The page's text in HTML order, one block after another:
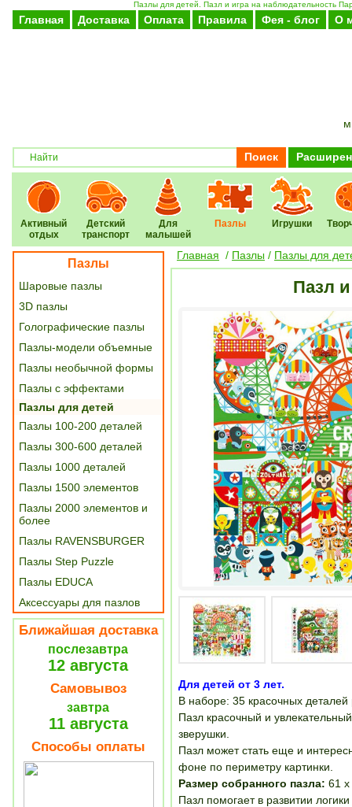
Пазлы для детей. Пазл и игра на наблюдательность
Главная Доставка Оплата Правила Фея - блог О
Поиск
Активный
отдых
Детский
транспорт
Для
малышей
Пазлы Игрушки
Пазлы
Шаровые пазлы
3D пазлы
Голографические пазлы
Пазлы-модели объемные
Пазлы необычной формы
Пазлы с эффектами
Пазлы для детей
Пазлы 100-200 деталей
Пазлы 300-600 деталей
Пазлы 1000 деталей
Пазлы 1500 элементов
Пазлы 2000 элементов и
более
Пазлы RAVENSBURGER
Пазлы Step Puzzle
Пазлы EDUCA
Аксессуары для пазлов
Ближайшая доставка
послезавтра
12 августа
Самовывоз
завтра
11 августа
Способы оплаты
Главная / Пазлы / Пазлы для
Пазл
Для детей от 3 лет.
В наборе: 35 красочных
Пазл красочный и
зверушки.
Пазл может стать еще и
фоне по периметру картинки.
Размер собранного пазла: 61
Пазл помогает в развитии